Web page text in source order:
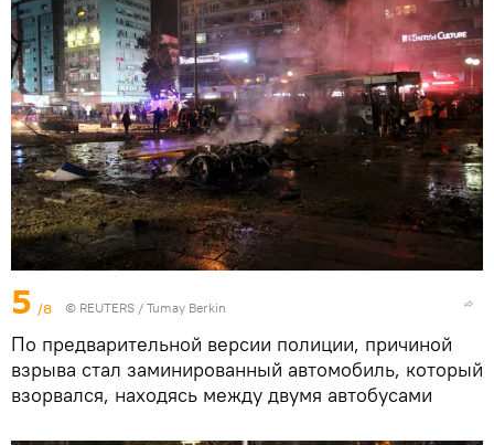
5 /8 © REUTERS / Tumay Berkin
По предварительной версии полиции, причиной
взрыва стал заминированный автомобиль, который
взорвался, находясь между двумя автобусами